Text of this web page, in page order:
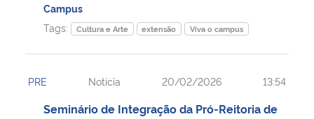
Campus
Tags:
Cultura e Arte extensão Viva o campus
PRE Notícia 20/02/2026 13:54
Seminário de Integração da Pró-Reitoria de